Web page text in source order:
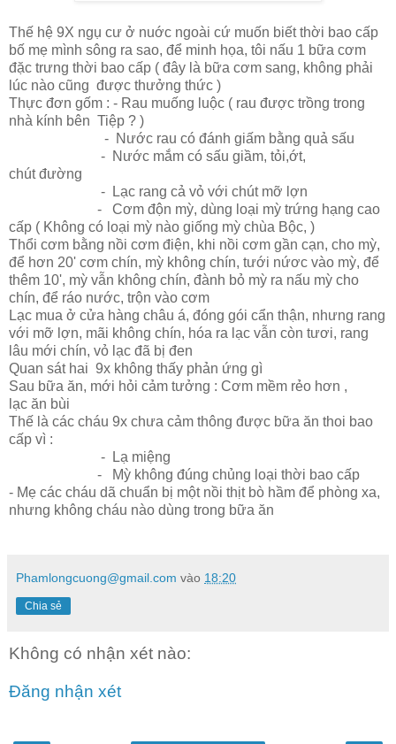
Thế hệ 9X ngụ cư ở nuớc ngoài cứ muốn biết thời bao cấp
bố mẹ mình sông ra sao, để minh họa, tôi nấu 1 bữa cơm
đặc trưng thời bao cấp ( đây là bữa cơm sang, không phải
lúc nào cũng được thưởng thức )
Thực đơn gốm : - Rau muống luộc ( rau được trồng trong
nhà kính bên Tiệp ? )
- Nước rau có đánh giấm bằng quả sấu
- Nước mắm có sấu giầm, tỏi,ớt,
chút đường
- Lạc rang cả vỏ với chút mỡ lợn
- Cơm độn mỳ, dùng loại mỳ trứng hạng cao
cấp ( Không có loại mỳ nào giống mỳ chùa Bộc, )
Thổi cơm bằng nồi cơm điện, khi nồi cơm gần cạn, cho mỳ,
để hơn 20' cơm chín, mỳ không chín, tưới nứơc vào mỳ, để
thêm 10', mỳ vẫn không chín, đành bỏ mỳ ra nấu mỳ cho
chín, để ráo nước, trộn vào cơm
Lạc mua ở cửa hàng châu á, đóng gói cẩn thận, nhưng rang
với mỡ lợn, mãi không chín, hóa ra lạc vẫn còn tươi, rang
lâu mới chín, vỏ lạc đã bị đen
Quan sát hai 9x không thấy phản ứng gì
Sau bữa ăn, mới hỏi cảm tưởng : Cơm mềm rẻo hơn ,
lạc ăn bùi
Thế là các cháu 9x chưa cảm thông được bữa ăn thoi bao
cấp vì :
- Lạ miệng
- Mỳ không đúng chủng loại thời bao cấp
- Mẹ các cháu dã chuẩn bị một nồi thịt bò hầm để phòng xa,
nhưng không cháu nào dùng trong bữa ăn
Phamlongcuong@gmail.com vào 18:20
Chia sẻ
Không có nhận xét nào:
Đăng nhận xét